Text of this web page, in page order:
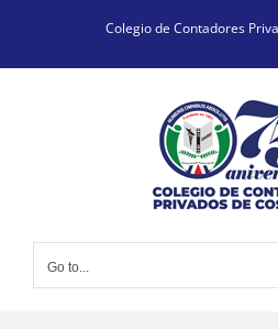
content
Colegio de Contadores
Go to...